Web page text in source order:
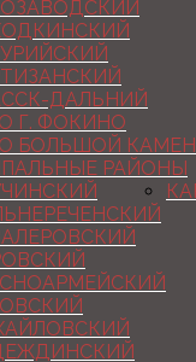
ДАЛЬНИЙ
Г. ФОКИНО
БОЛЬШОЙ
РАЙОНЫ